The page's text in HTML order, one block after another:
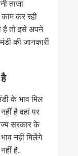
ताजा
कर रही
है तो इसे अपने
की जानकारी
के भाव मिल
है वहां पर
सरकार के
नहीं मिलेंगे
है.